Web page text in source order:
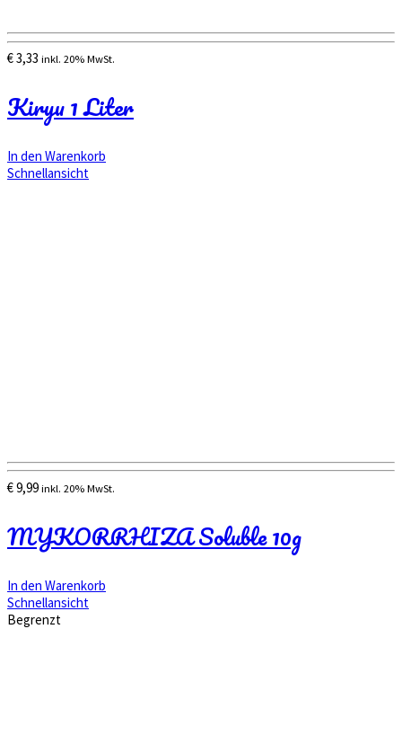
€3,33 inkl. 20% MwSt.
Kiryu 1 Liter
In den Warenkorb
Schnellansicht
€9,99 inkl. 20% MwSt.
MYKORRHIZA Soluble 10g
In den Warenkorb
Schnellansicht
Begrenzt